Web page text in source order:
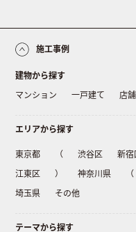
施工事例
建物から探す
マンション
一戸建て 店
エリアから探す
東京都 （ 渋谷区 新宿
江東区
） 神奈川県 （
埼玉県
その他
テーマから探す